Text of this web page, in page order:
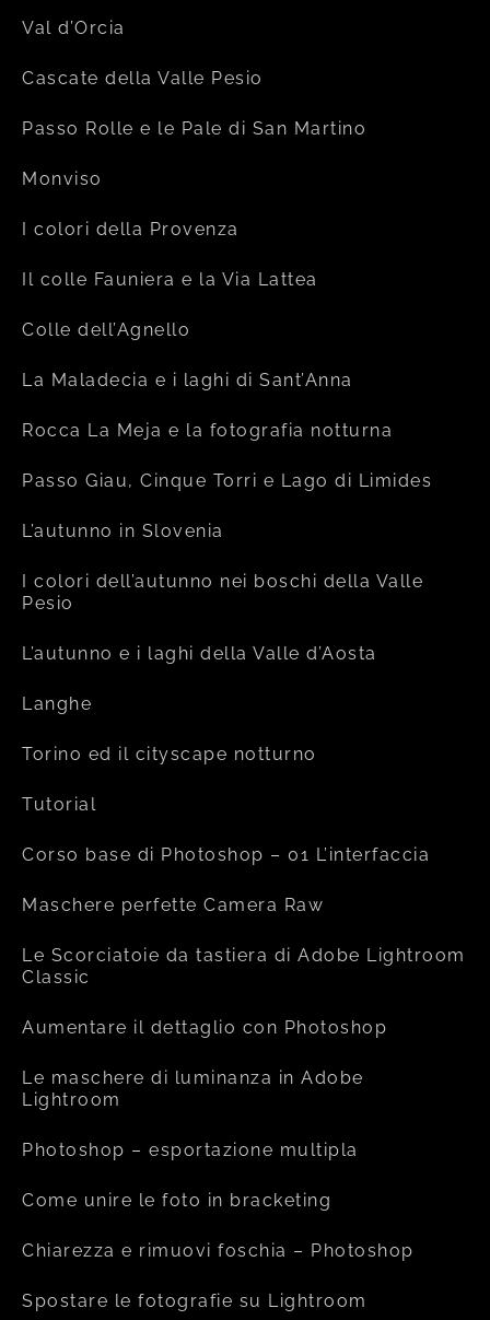
Val d’Orcia
Cascate della Valle Pesio
Passo Rolle e le Pale di San Martino
Monviso
I colori della Provenza
Il colle Fauniera e la Via Lattea
Colle dell’Agnello
La Maladecia e i laghi di Sant’Anna
Rocca La Meja e la fotografia notturna
Passo Giau, Cinque Torri e Lago di Limides
L’autunno in Slovenia
I colori dell’autunno nei boschi della Valle
Pesio
L’autunno e i laghi della Valle d’Aosta
Langhe
Torino ed il cityscape notturno
Tutorial
Corso base di Photoshop – 01 L’interfaccia
Maschere perfette Camera Raw
Le Scorciatoie da tastiera di Adobe Lightroom
Classic
Aumentare il dettaglio con Photoshop
Le maschere di luminanza in Adobe
Lightroom
Photoshop – esportazione multipla
Come unire le foto in bracketing
Chiarezza e rimuovi foschia – Photoshop
Spostare le fotografie su Lightroom